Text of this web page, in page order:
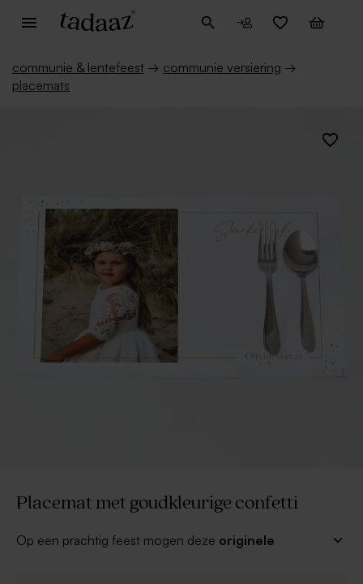
communie & lentefeest → communie versiering →
placemats
Placemat met goudkleurige confetti
Op een prachtig feest mogen deze originele